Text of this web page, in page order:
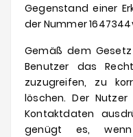
Gegenstand einer
der Nummer
Gemäß dem
Benutzer das
zuzugreifen, zu
löschen. Der
Kontaktdaten
genügt es,